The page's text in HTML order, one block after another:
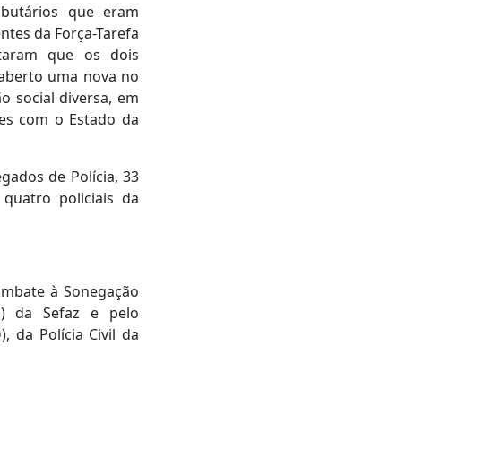
que eram
da Força-Tarefa
que os dois
uma nova no
social diversa, em
com o Estado da
de Polícia, 33
policiais da
à Sonegação
da Sefaz e pelo
da Polícia Civil da